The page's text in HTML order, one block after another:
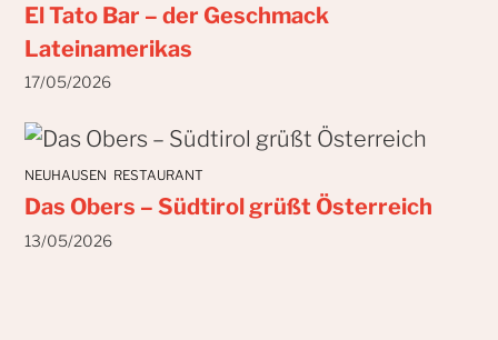
El Tato Bar – der Geschmack
Lateinamerikas
17/05/2026
NEUHAUSEN RESTAURANT
Das Obers – Südtirol grüßt Österreich
13/05/2026